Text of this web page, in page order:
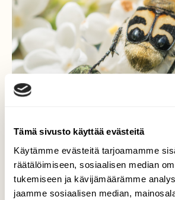
Tämä sivusto käyttää evästeitä
Käytämme evästeitä tarjoamamme
räätälöimiseen, sosiaalisen median
tukemiseen ja kävijämäärämme
jaamme sosiaalisen median,